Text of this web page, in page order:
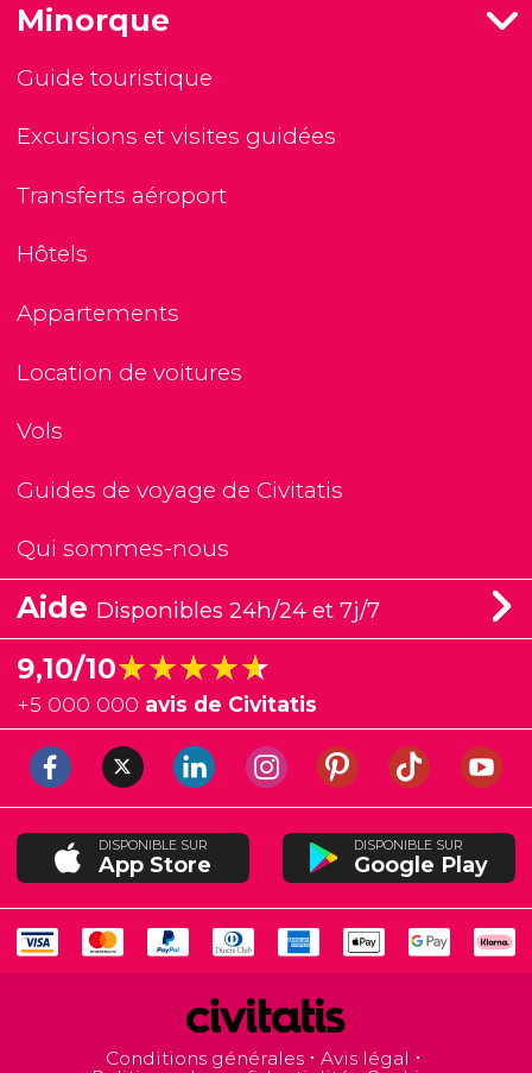
Minorque
Guide touristique
Excursions et visites guidées
Transferts aéroport
Hôtels
Appartements
Location de voitures
Vols
Guides de voyage de Civitatis
Qui sommes-nous
Aide Disponibles 24h/24 et 7j/7
9,10/10★★★★★
★★★★★
+5 000 000 avis de Civitatis
DISPONIBLE SUR
App Store
DISPONIBLE SUR
Google Play
Conditions générales
Avis légal